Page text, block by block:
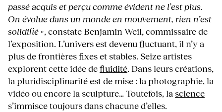
passé acquis et perçu comme évident ne l’est plus.
On évolue dans un monde en mouvement, rien n’est
solidifié», constate Benjamin Weil, commissaire de
l’exposition. L’univers est devenu fluctuant, il n’y a
plus de frontières fixes et stables. Seize artistes
explorent cette idée defluidité. Dans leurs créations,
la pluridisciplinarité est de mise : la photographie, la
vidéo ou encore la sculpture… Toutefois, la science
s’immisce toujours dans chacune d’elles.